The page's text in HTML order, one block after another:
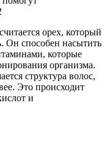
орех, который
Он способен насытить
которые
организма.
структура волос,
Это происходит
и